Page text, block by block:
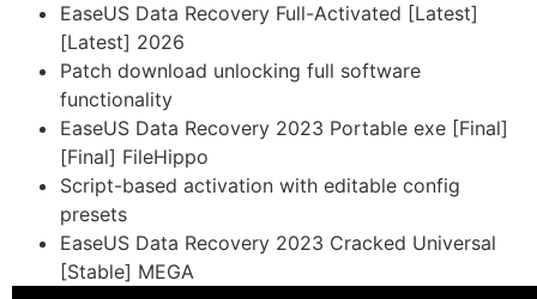
EaseUS Data Recovery Full-Activated [Latest]
[Latest] 2026
Patch download unlocking full software
functionality
EaseUS Data Recovery 2023 Portable exe [Final]
[Final] FileHippo
Script-based activation with editable config
presets
EaseUS Data Recovery 2023 Cracked Universal
[Stable] MEGA